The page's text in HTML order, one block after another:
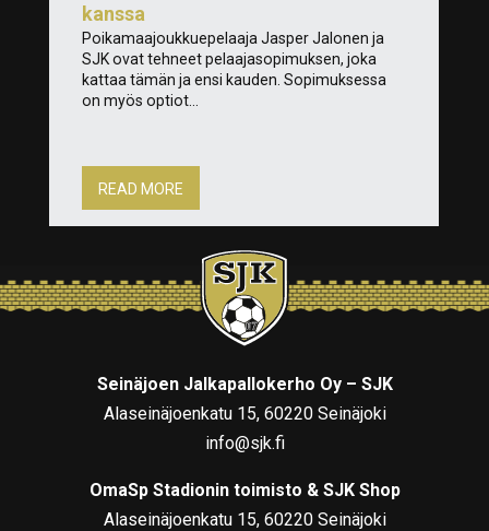
kanssa
Poikamaajoukkuepelaaja Jasper Jalonen ja
SJK ovat tehneet pelaajasopimuksen, joka
kattaa tämän ja ensi kauden. Sopimuksessa
on myös optiot...
READ MORE
Seinäjoen Jalkapallokerho Oy – SJK
Alaseinäjoenkatu 15, 60220 Seinäjoki
info@sjk.fi
OmaSp Stadionin toimisto & SJK Shop
Alaseinäjoenkatu 15, 60220 Seinäjoki